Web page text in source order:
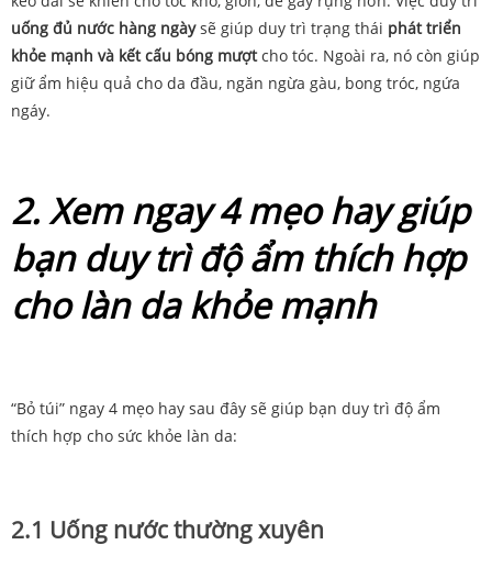
uống đủ nước hàng ngàysẽ giúp duy trì trạng thái phát triển
khỏe mạnh và kết cấu bóng mượtcho tóc. Ngoài ra, nó còn giúp
giữ ẩm hiệu quả cho da đầu, ngăn ngừa gàu, bong tróc, ngứa
ngáy.
2. Xem ngay 4 mẹo hay giúp
bạn duy trì độ ẩm thích hợp
cho làn da khỏe mạnh
“Bỏ túi” ngay 4 mẹo hay sau đây sẽ giúp bạn duy trì độ ẩm
thích hợp cho sức khỏe làn da:
2.1 Uống nước thường xuyên